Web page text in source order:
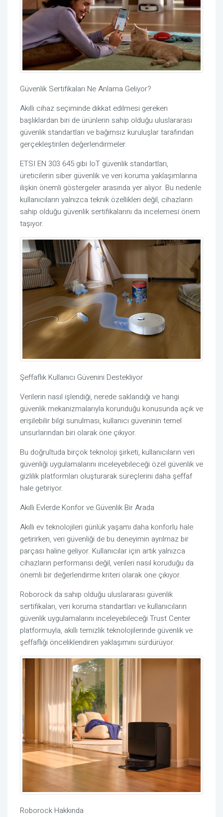
Güvenlik Sertifikaları Ne Anlama Geliyor?
Akıllı cihaz seçiminde dikkat edilmesi gereken
başlıklardan biri de ürünlerin sahip olduğu uluslararası
güvenlik standartları ve bağımsız kuruluşlar tarafından
gerçekleştirilen değerlendirmeler.
ETSI EN 303 645 gibi IoT güvenlik standartları,
üreticilerin siber güvenlik ve veri koruma yaklaşımlarına
ilişkin önemli göstergeler arasında yer alıyor. Bu nedenle
kullanıcıların yalnızca teknik özellikleri değil, cihazların
sahip olduğu güvenlik sertifikalarını da incelemesi önem
taşıyor.
Şeffaflık Kullanıcı Güvenini Destekliyor
Verilerin nasıl işlendiği, nerede saklandığı ve hangi
güvenlik mekanizmalarıyla korunduğu konusunda açık ve
erişilebilir bilgi sunulması, kullanıcı güveninin temel
unsurlarından biri olarak öne çıkıyor.
Bu doğrultuda birçok teknoloji şirketi, kullanıcıların veri
güvenliği uygulamalarını inceleyebileceği özel güvenlik ve
gizlilik platformları oluşturarak süreçlerini daha şeffaf
hale getiriyor.
Akıllı Evlerde Konfor ve Güvenlik Bir Arada
Akıllı ev teknolojileri günlük yaşamı daha konforlu hale
getirirken, veri güvenliği de bu deneyimin ayrılmaz bir
parçası haline geliyor. Kullanıcılar için artık yalnızca
cihazların performansı değil, verileri nasıl koruduğu da
önemli bir değerlendirme kriteri olarak öne çıkıyor.
Roborock da sahip olduğu uluslararası güvenlik
sertifikaları, veri koruma standartları ve kullanıcıların
güvenlik uygulamalarını inceleyebileceği Trust Center
platformuyla, akıllı temizlik teknolojilerinde güvenlik ve
şeffaflığı önceliklendiren yaklaşımını sürdürüyor.
Roborock Hakkında